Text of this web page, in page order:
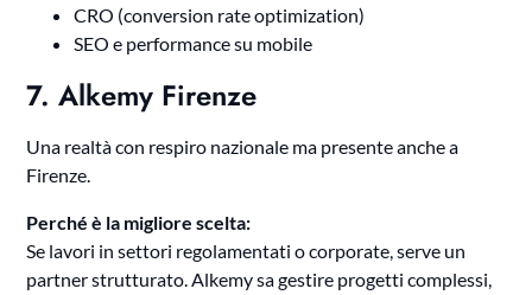
CRO (conversion rate optimization)
SEO e performance su mobile
7. Alkemy Firenze
Una realtà con respiro nazionale ma presente anche a
Firenze.
Perché è la migliore scelta:
Se lavori in settori regolamentati o corporate, serve un
partner strutturato. Alkemy sa gestire progetti complessi,